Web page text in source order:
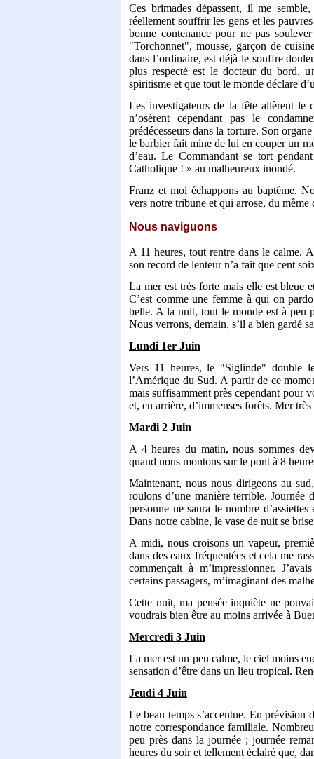
Ces brimades dépassent, il me
réellement souffrir les gens et les
bonne contenance pour ne pas
"Torchonnet", mousse, garçon de
dans l’ordinaire, est déjà le souffre
plus respecté est le docteur du bord,
spiritisme et que tout le monde déclare
Les investigateurs de la fête allèrent le
n’osèrent cependant pas le
prédécesseurs dans la torture. Son
le barbier fait mine de lui en couper un
d’eau. Le Commandant se tort
Catholique ! » au malheureux inondé.
Franz et moi échappons au baptême.
vers notre tribune et qui arrose, du
Nous naviguons
A 11 heures, tout rentre dans le calme.
son record de lenteur n’a fait que cent
La mer est très forte mais elle est bleue
C’est comme une femme à qui on
belle. A la nuit, tout le monde est à peu
Nous verrons, demain, s’il a bien gardé
Lundi 1er Juin
Vers 11 heures, le "Siglinde" double
l’Amérique du Sud. A partir de ce
mais suffisamment près cependant pour
et, en arrière, d’immenses forêts. Mer
Mardi 2 Juin
A 4 heures du matin, nous sommes
quand nous montons sur le pont à 8
Maintenant, nous nous dirigeons au
roulons d’une manière terrible. Journée
personne ne saura le nombre
Dans notre cabine, le vase de nuit se
A midi, nous croisons un vapeur,
dans des eaux fréquentées et cela me
commençait à m’impressionner.
certains passagers, m’imaginant des
Cette nuit, ma pensée inquiète ne
voudrais bien être au moins arrivée à
Mercredi 3 Juin
La mer est un peu calme, le ciel moins
sensation d’être dans un lieu tropical.
Jeudi 4 Juin
Le beau temps s’accentue. En
notre correspondance familiale.
peu près dans la journée ; journée
heures du soir et tellement éclairé que,